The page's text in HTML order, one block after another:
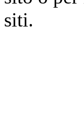
siti.